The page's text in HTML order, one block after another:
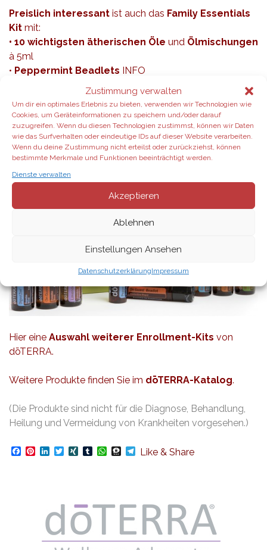
Zustimmung verwalten
Um dir ein optimales Erlebnis zu bieten, verwenden wir Technologien wie
Cookies, um Geräteinformationen zu speichern und/oder darauf
zuzugreifen. Wenn du diesen Technologien zustimmst, können wir Daten
wie das Surfverhalten oder eindeutige IDs auf dieser Website verarbeiten.
Wenn du deine Zustimmung nicht erteilst oder zurückziehst, können
bestimmte Merkmale und Funktionen beeinträchtigt werden.
Dienste verwalten
Akzeptieren
Ablehnen
Einstellungen Ansehen
DatenschutzerklärungImpressum
Preislich interessant ist auch das Family Essentials
Kit mit:
• 10 wichtigsten ätherischen Öle und Ölmischungen
à 5ml
• Peppermint Beadlets INFO
• dōTERRA Essentials Booklet
•Family Essentials Kit als Vorteilskunde mit 25%
Rabatt bestellen
Hier eine Auswahl weiterer Enrollment-Kits von
dōTERRA.
Weitere Produkte finden Sie im dōTERRA-Katalog.
(Die Produkte sind nicht für die Diagnose, Behandlung,
Heilung und Vermeidung von Krankheiten vorgesehen.)
Facebook
Pinterest
LinkedIn
TwitterXINGTumblrWhatsApp
Threema
Telegram
Like & Share